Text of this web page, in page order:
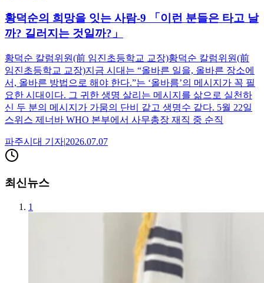
황덕순의 희망을 잇는 사람-9 「이런 분들은 타고 날
까? 길러지는 것일까?」
황덕순 칼럼위원(前 임진초등학교 교장)황덕순 칼럼위원(前
임진초등학교 교장)지금 시대는 “올바른 일을, 올바른 장소에
서, 올바른 방법으로 해야 한다.”는 ‘올바름’의 메시지가 꼭 필
요한 시대이다. 그 귀한 생명 살리는 메시지를 삶으로 실천하
신 두 분의 메시지가 가뭄의 단비 같고 생명수 같다. 5월 22일
스위스 제너바 WHO 본부에서 사무총장 재직 중 순직
파주시대 기자|2026.07.07
최신뉴스
1